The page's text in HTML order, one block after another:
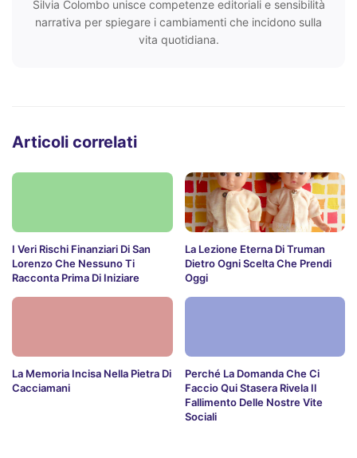
Silvia Colombo unisce competenze editoriali e sensibilità
narrativa per spiegare i cambiamenti che incidono sulla
vita quotidiana.
Articoli correlati
I Veri Rischi Finanziari Di San
Lorenzo Che Nessuno Ti
Racconta Prima Di Iniziare
La Lezione Eterna Di Truman
Dietro Ogni Scelta Che Prendi
Oggi
La Memoria Incisa Nella Pietra Di
Cacciamani
Perché La Domanda Che Ci
Faccio Qui Stasera Rivela Il
Fallimento Delle Nostre Vite
Sociali